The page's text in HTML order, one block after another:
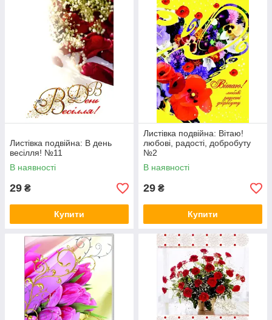
Листівка подвійна: В день
весілля! №11
В наявності
29 ₴
Купити
Листівка подвійна: Вітаю!
любові, радості, добробуту
№2
В наявності
29 ₴
Купити